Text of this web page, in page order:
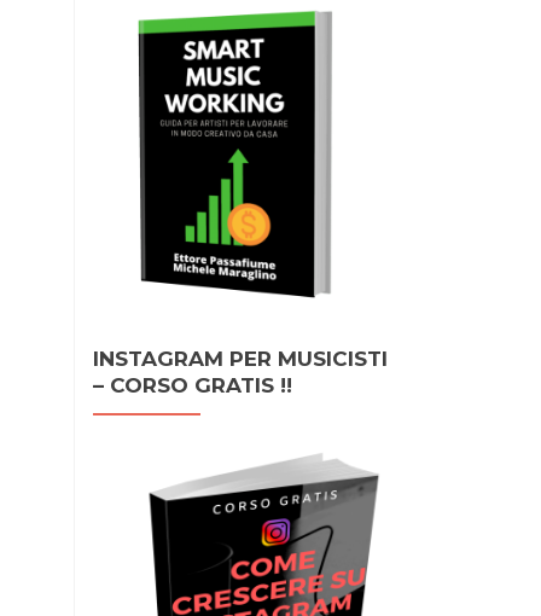
INSTAGRAM PER MUSICISTI
– CORSO GRATIS !!